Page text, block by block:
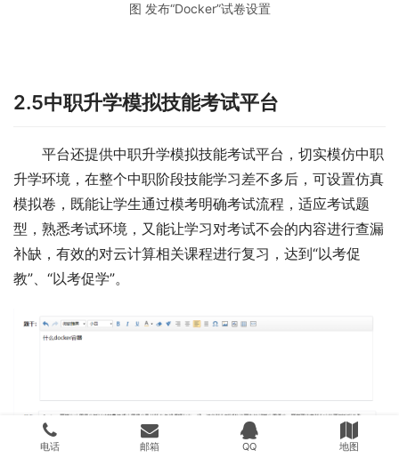
图 发布“Docker”试卷设置
2.5中职升学模拟技能考试平台
平台还提供中职升学模拟技能考试平台，切实模仿中职
升学环境，在整个中职阶段技能学习差不多后，可设置仿真
模拟卷，既能让学生通过模考明确考试流程，适应考试题
型，熟悉考试环境，又能让学习对考试不会的内容进行查漏
补缺，有效的对云计算相关课程进行复习，达到“以考促
教”、“以考促学”。
电话 邮箱 QQ 地图